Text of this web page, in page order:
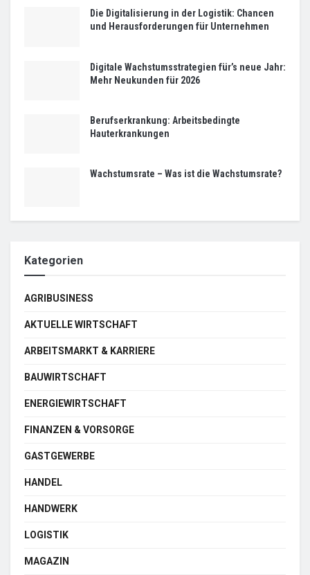
Die Digitalisierung in der Logistik: Chancen
und Herausforderungen für Unternehmen
Digitale Wachstumsstrategien für’s neue Jahr:
Mehr Neukunden für 2026
Berufserkrankung: Arbeitsbedingte
Hauterkrankungen
Wachstumsrate – Was ist die Wachstumsrate?
Kategorien
AGRIBUSINESS
AKTUELLE WIRTSCHAFT
ARBEITSMARKT & KARRIERE
BAUWIRTSCHAFT
ENERGIEWIRTSCHAFT
FINANZEN & VORSORGE
GASTGEWERBE
HANDEL
HANDWERK
LOGISTIK
MAGAZIN